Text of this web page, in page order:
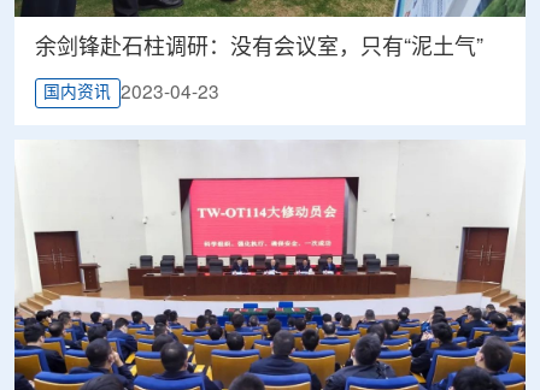
余剑锋赴石柱调研：没有会议室，只有“泥土气”
国内资讯 2023-04-23